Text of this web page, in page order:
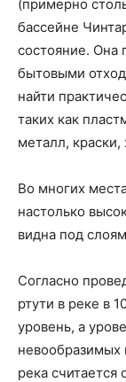
(примерно
бассейне
состояние.
бытовыми
найти
таких как
металл, краски,
Во многих
настолько
видна под
Согласно
ртути в реке в
уровень, а
невообразимых
река считается